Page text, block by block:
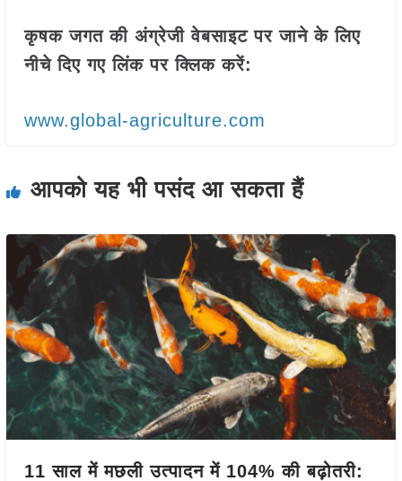
कृषक जगत की अंग्रेजी वेबसाइट पर जाने के लिए
नीचे दिए गए लिंक पर क्लिक करें:
www.global-agriculture.com
आपको यह भी पसंद आ सकता हैं
11 साल में मछली उत्पादन में 104% की बढ़ोतरी: